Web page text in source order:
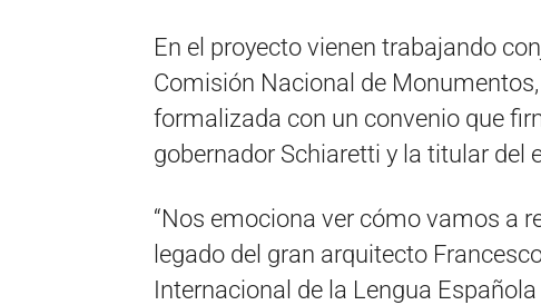
En el proyecto vienen trabajando
Comisión Nacional de
formalizada con un convenio que
gobernador Schiaretti y la titular del
“Nos emociona ver cómo vamos a
legado del gran arquitecto
Internacional de la Lengua